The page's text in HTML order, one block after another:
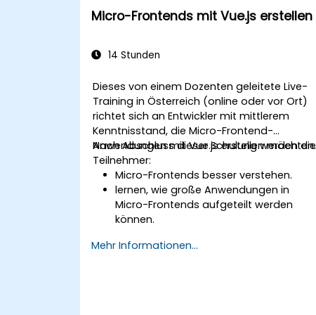
Micro-Frontends mit Vue.js erstellen
14 Stunden
Dieses von einem Dozenten geleitete Live-
Training in Österreich (online oder vor Ort)
richtet sich an Entwickler mit mittlerem
Kenntnisstand, die Micro-Frontend-
Anwendungen mit Vue.js erstellen möchten.
Nach Abschluss dieser Schulung werden die
Teilnehmer:
Micro-Frontends besser verstehen.
lernen, wie große Anwendungen in
Micro-Frontends aufgeteilt werden
können.
Ansätzen implementieren.
Mehr Informationen...